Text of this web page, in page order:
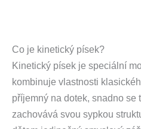
Co je kinetický písek?
Kinetický písek je speciální
kombinuje vlastnosti
příjemný na dotek, snadno se
zachovává svou sypkou